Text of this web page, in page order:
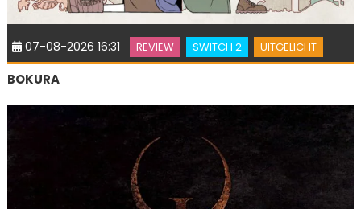
07-08-2026 16:31 REVIEW SWITCH 2 UITGELICHT
BOKURA